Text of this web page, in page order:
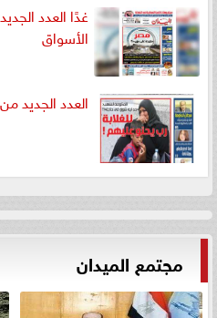
غدًا العدد
الأسواق
العدد الجديد من
مجتمع الميدان